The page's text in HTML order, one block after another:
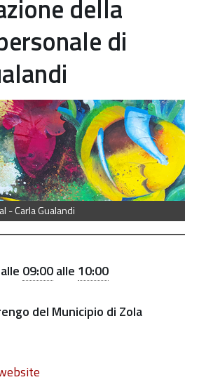
della
di
- Carla Gualandi
events/ispirazioni-
09:00alle 10:00
del Municipio di Zola